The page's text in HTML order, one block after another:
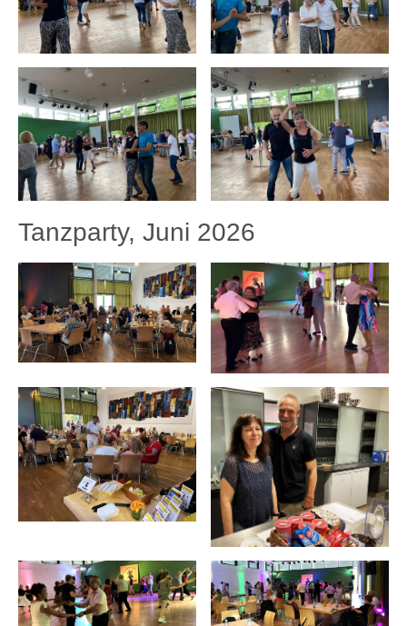
Tanzparty, Juni 2026